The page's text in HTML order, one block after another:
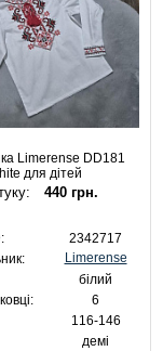
Limerense DD181
для дітей
440 грн.
2342717
Limerense
білий
6
116-146
демі